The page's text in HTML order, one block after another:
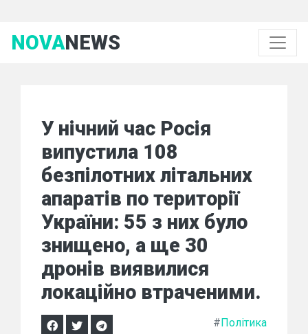
NOVANEWS
У нічний час Росія
випустила 108
безпілотних літальних
апаратів по території
України: 55 з них було
знищено, а ще 30
дронів виявилися
локаційно втраченими.
#Політика